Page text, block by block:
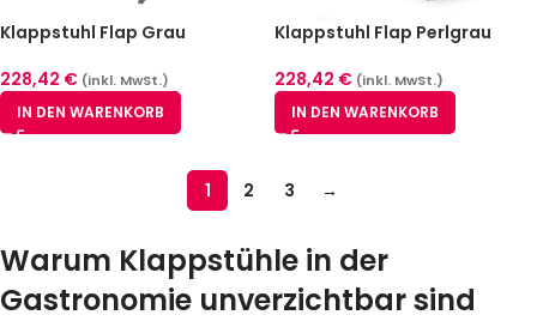
Klappstuhl Flap Grau
228,42 € (inkl. MwSt.)
IN DEN WARENKORB
Klappstuhl Flap Perlgrau
228,42 € (inkl. MwSt.)
IN DEN WARENKORB
1 2 3 →
Warum Klappstühle in der
Gastronomie unverzichtbar sind